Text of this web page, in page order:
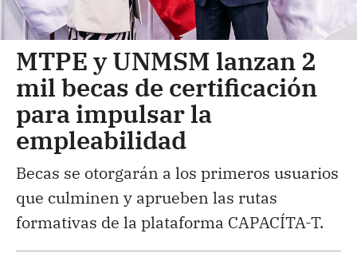
MTPE y UNMSM lanzan 2
mil becas de certificación
para impulsar la
empleabilidad
Becas se otorgarán a los primeros usuarios
que culminen y aprueben las rutas
formativas de la plataforma CAPACÍTA-T.